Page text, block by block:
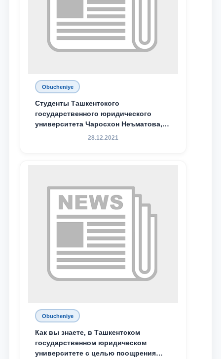
Obucheniye
Студенты Ташкентского
государственного юридического
университета Чаросхон Неъматова,
Севдо Хакимходжаева, Анбарой
специальной стипендии имени
Хадичи Сулеймановой.
28.12.2021
Obucheniye
Как вы знаете, в Ташкентском
государственном юридическом
университете с целью поощрения